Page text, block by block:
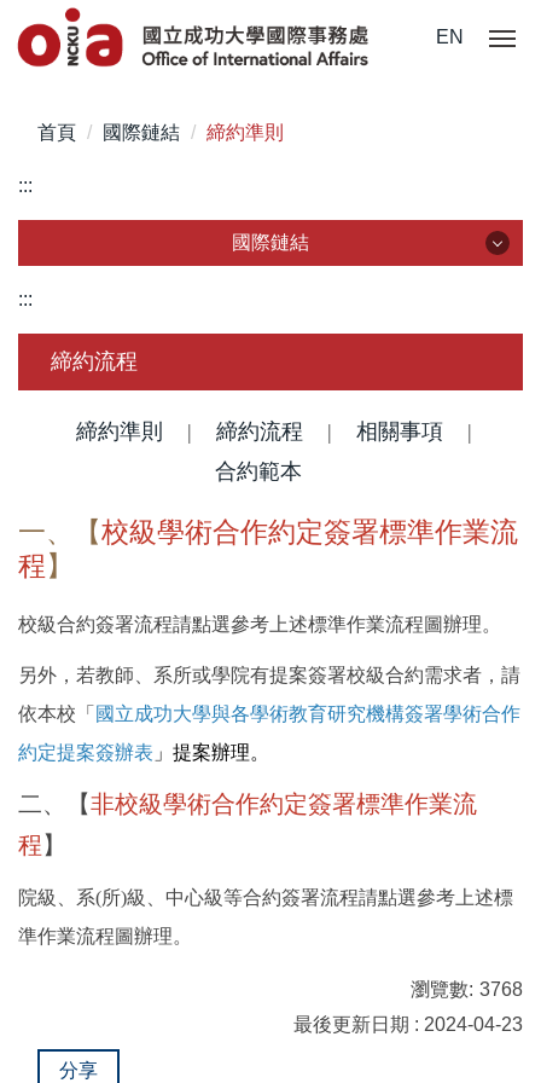
到
區
EN
首頁 國際鏈結 締約準則
:::
國際鏈結
簽約學校
締約準則
國際學人
國際雙學位
:::
締約流程
締約準則 | 締約流程 | 相關事項|
合約範本
一、【校級學術合作約定簽署標準作業流
程】
校級合約簽署流程請點選參考上述標準作業流程圖辦理。
另外，若教師、系所或學院有提案簽署校級合約需求者，請
依本校「 國立成功大學與各學術教育研究機構簽署學術合作
約定提案簽辦表 」提案辦理。
二、【非校級學術合作約定簽署標準作業流
程】
院級、系(所)級、中心級等合約簽署流程請點選參考上述標
準作業流程圖辦理。
瀏覽數: 3768
最後更新日期 : 2024-04-23
分享